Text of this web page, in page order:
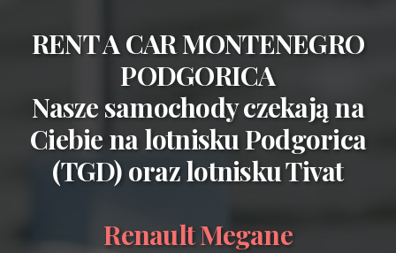
RENT A CAR MONTENEGRO
PODGORICA
Nasze samochody czekają na
Ciebie nalotnisku Podgorica
(TGD) orazlotnisku Tivat
Renault Megane